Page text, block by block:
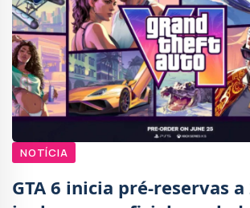
NOTÍCIA
GTA 6 inicia pré-reservas a